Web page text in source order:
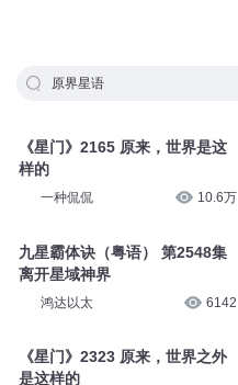
原界星语
《星门》2165 原来，世界是这
样的
一种侃侃 10.6万
九星霸体诀（粤语） 第2548集
离开星域神界
鸿达以太 6142
《星门》2323 原来，世界之外
是这样的